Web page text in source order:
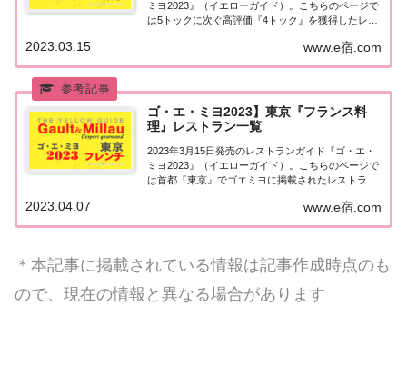
ミヨ2023』（イエローガイド）。こちらのページで
は5トックに次ぐ高評価『4トック』を獲得したレス
めました。ゴエミヨ2023『4トック』東京関東「東
京エリア」で「ゴ・エ・ミヨ2023...
www.e宿.com
2023.03.15
ゴ・エ・ミヨ2023】東京『フランス料
理』レストラン一覧
2023年3月15日発売のレストランガイド『ゴ・エ・
ミヨ2023』（イエローガイド）。こちらのページで
は首都『東京』でゴエミヨに掲載されたレストラン
にまとめました。ゴエミヨ2023『東京』フレンチ関
東「東京エリア」で「ゴ・エ・ミヨ20...
www.e宿.com
2023.04.07
＊本記事に掲載されている情報は記事作成時点のも
ので、現在の情報と異なる場合があります